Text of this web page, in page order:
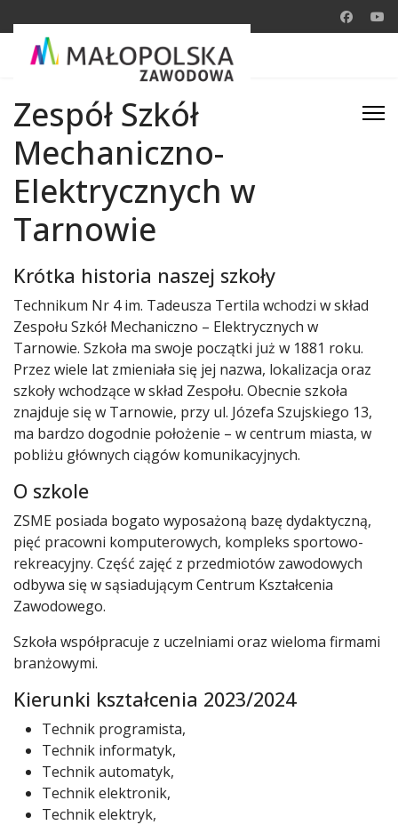
Zespół Szkół
Mechaniczno-
Elektrycznych w
Tarnowie
Krótka historia naszej szkoły
Technikum Nr 4 im. Tadeusza Tertila wchodzi w skład
Zespołu Szkół Mechaniczno – Elektrycznych w
Tarnowie. Szkoła ma swoje początki już w 1881 roku.
Przez wiele lat zmieniała się jej nazwa, lokalizacja oraz
szkoły wchodzące w skład Zespołu. Obecnie szkoła
znajduje się w Tarnowie, przy ul. Józefa Szujskiego 13,
ma bardzo dogodnie położenie – w centrum miasta, w
pobliżu głównych ciągów komunikacyjnych.
O szkole
ZSME posiada bogato wyposażoną bazę dydaktyczną,
pięć pracowni komputerowych, kompleks sportowo-
rekreacyjny. Część zajęć z przedmiotów zawodowych
odbywa się w sąsiadującym Centrum Kształcenia
Zawodowego.
Szkoła współpracuje z uczelniami oraz wieloma firmami
branżowymi.
Kierunki kształcenia 2023/2024
Technik programista,
Technik informatyk,
Technik automatyk,
Technik elektronik,
Technik elektryk,